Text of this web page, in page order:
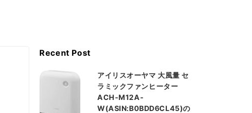
Recent Post
アイリスオーヤマ 大風量 セ
ラミックファンヒーター
ACH-M12A-
W(ASIN:B0BDD6CL45)の